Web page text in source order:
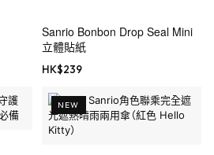
Sanrio Bonbon Drop Seal Mini
立體貼紙
HK$239
NEW